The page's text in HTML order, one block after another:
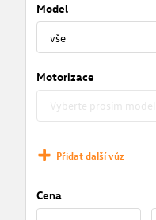
Model
Motorizace
Přidat další vůz
Cena